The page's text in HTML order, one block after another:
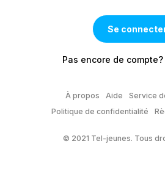
Pas encore de compte?
À propos Aide
Service
Politique de confidentialité
© 2021 Tel-jeunes. Tous